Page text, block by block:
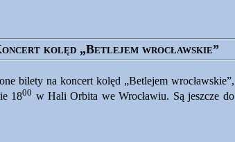
kolęd „Betlejem wrocławskie”
bilety na koncert kolęd „Betlejem wrocławskie”,
1800 w Hali Orbita we Wrocławiu. Są jeszcze do